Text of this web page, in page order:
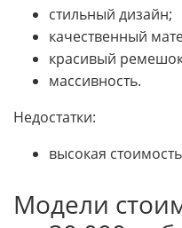
стильный дизайн;
качественный
красивый
массивность.
Недостатки:
высокая
Модели